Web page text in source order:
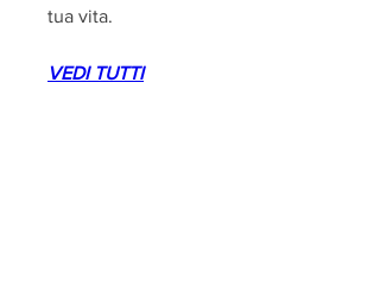
tua vita.
VEDI TUTTI